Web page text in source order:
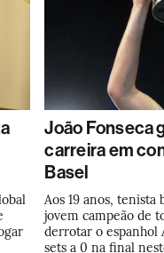
João Fonseca
carreira em
Basel
Aos 19 anos,
jovem campeão de
derrotar o espanhol
sets a 0 na final